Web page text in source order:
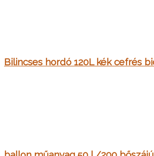
Bilincses hordó 120L kék cefrés